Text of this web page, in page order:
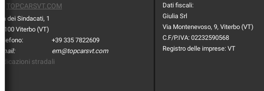
TOPCARSVT.COM
Via dei Sindacati, 1
01100 Viterbo (VT)
Telefono:
+39 335 7822609
Email:
em@topcarsvt.com
Indicazioni stradali
Dati fiscali:
Giulia Srl
Via Montenevoso, 9, Viterbo (VT)
C.F/P.IVA: 02232590568
Registro delle imprese: VT